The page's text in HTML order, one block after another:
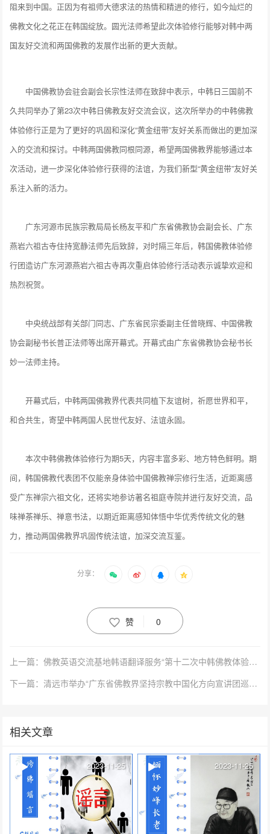
阻来到中国。正因为有祖师大德求法的热情和精进的修行，如今灿烂的
佛教文化之花正在韩国绽放。圆光法师希望此次体验修行能够对韩中两
国友好交流和两国佛教的发展作出新的更大贡献。
中国佛教协会驻会副会长宗性法师在致辞中表示，中韩日三国前不
久共同举办了第23次中韩日佛教友好交流会议，这次所举办的中韩佛教
体验修行正是为了更好的巩固和深化“黄金纽带”友好关系而做出的更加深
入的交流和探讨。中韩两国佛教同根同源，希望两国佛教界能够通过本
次活动，进一步深化体验修行获得的法谊，为我们新型“黄金纽带”友好关
系注入新的活力。
广东河源市民族宗教局局长杨友平和广东省佛教协会副会长、广东
燕岩六祖古寺住持宽静法师先后致辞，对时隔三年后，韩国佛教体验修
行团造访广东河源燕岩六祖古寺再次重启体验修行活动表示诚挚欢迎和
热烈祝贺。
中央统战部有关部门同志、广东省民宗委副主任曾晓辉、中国佛教
协会副秘书长普正法师等出席开幕式。开幕式由广东省佛教协会秘书长
妙一法师主持。
开幕式后，中韩两国佛教界代表共同植下友谊树，祈愿世界和平，
和合共生，寄望中韩两国人民世代友好、法谊永固。
本次中韩佛教体验修行为期5天，内容丰富多彩、地方特色鲜明。期
间，韩国佛教代表团不仅能亲身体验中国佛教禅宗修行生活，近距离感
受广东禅宗六祖文化，还将实地参访著名祖庭寺院并进行友好交流，品
味禅茶禅乐、禅意书法，以期近距离感知体悟中华优秀传统文化的魅
力，推动两国佛教界巩固传统法谊，加深交流互鉴。
分享：
赞 0
上一篇：佛教英语交流基地韩语翻译服务“第十二次中韩佛教体验修行活动”
下一篇：清远市举办“广东省佛教界坚持宗教中国化方向宣讲团巡回宣讲”活动
相关文章
2023-11-25 2023-11-25